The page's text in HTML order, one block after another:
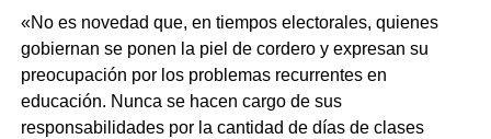
«No es novedad que, en tiempos electorales, quienes
gobiernan se ponen la piel de cordero y expresan su
preocupación por los problemas recurrentes en
educación. Nunca se hacen cargo de sus
responsabilidades por la cantidad de días de clases